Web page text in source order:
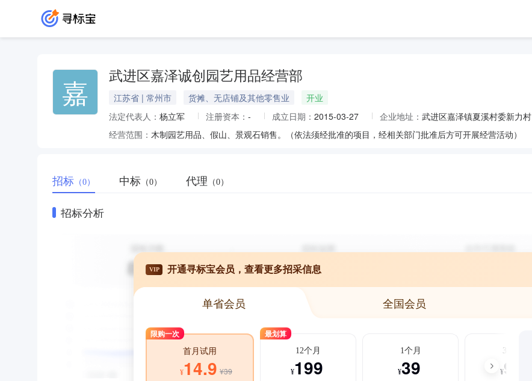
嘉 武进区嘉泽诚创园艺用品经营部
江苏省 | 常州市 货摊、无店铺及其他零售业
开业
法定代表人： 杨立军 注册资本： - 成立日期： 2015-03-27 企业地址： 武进区嘉泽镇夏溪村委新力村
经营范围： 木制园艺用品、假山、景观石销售。（依法须经批准的项目，经相关部门批准后方可开展经营活动）
招标 （0） 中标 （0） 代理 （0）
招标分析
VIP 开通寻标宝会员，查看更多招采信息
单省会员 全国会员
限购一次
首月试用
¥14.9 ¥39
最划算
12个月
¥199
1个月
¥39
3个月
¥99